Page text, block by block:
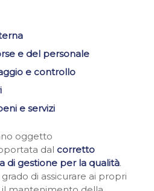
e del personale
e controllo
e servizi
oggetto
dal corretto
di gestione per la qualità.
grado di assicurare ai propri